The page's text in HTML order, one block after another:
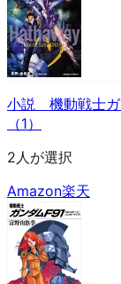
小説 機動戦士
（1）
2人が選択
Amazon楽天